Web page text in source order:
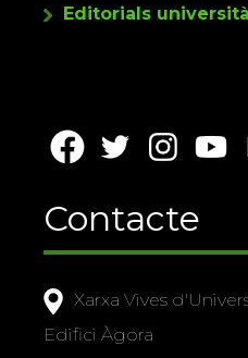
Editorials
Contacte
Xarxa Vives
Edifici Àgora